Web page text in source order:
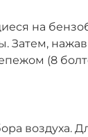
на
Затем,
(8
воздуха.